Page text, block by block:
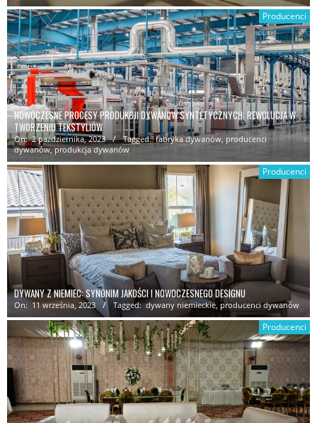
Producenci
NOWOCZESNE PROCESY PRODUKCJI DYWANÓW SYNTETYCZNYCH: REWOLUCJA W
TWORZENIU TEKSTYLIÓW
On: 2 października, 2023 Tagged: fabryka dywanów producenci
dywanów,produkcja dywanów
Producenci
DYWANY Z NIEMIEC: SYNONIM JAKOŚCI I NOWOCZESNEGO DESIGNU
On: 11 września, 2023 Tagged: dywany niemieckie producenci dywanów
Producenci